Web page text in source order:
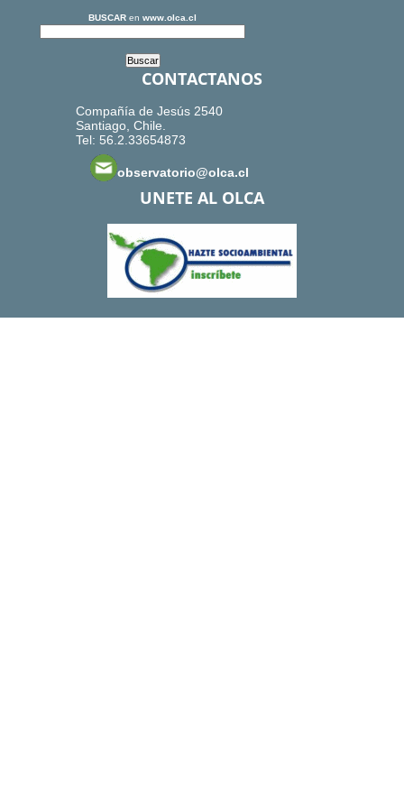
BUSCAR en www.olca.cl
CONTACTANOS
Compañía de Jesús 2540
Santiago, Chile.
Tel: 56.2.33654873
observatorio@olca.cl
UNETE AL OLCA